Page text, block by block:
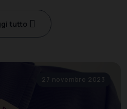
tutto
27 novembre 2023